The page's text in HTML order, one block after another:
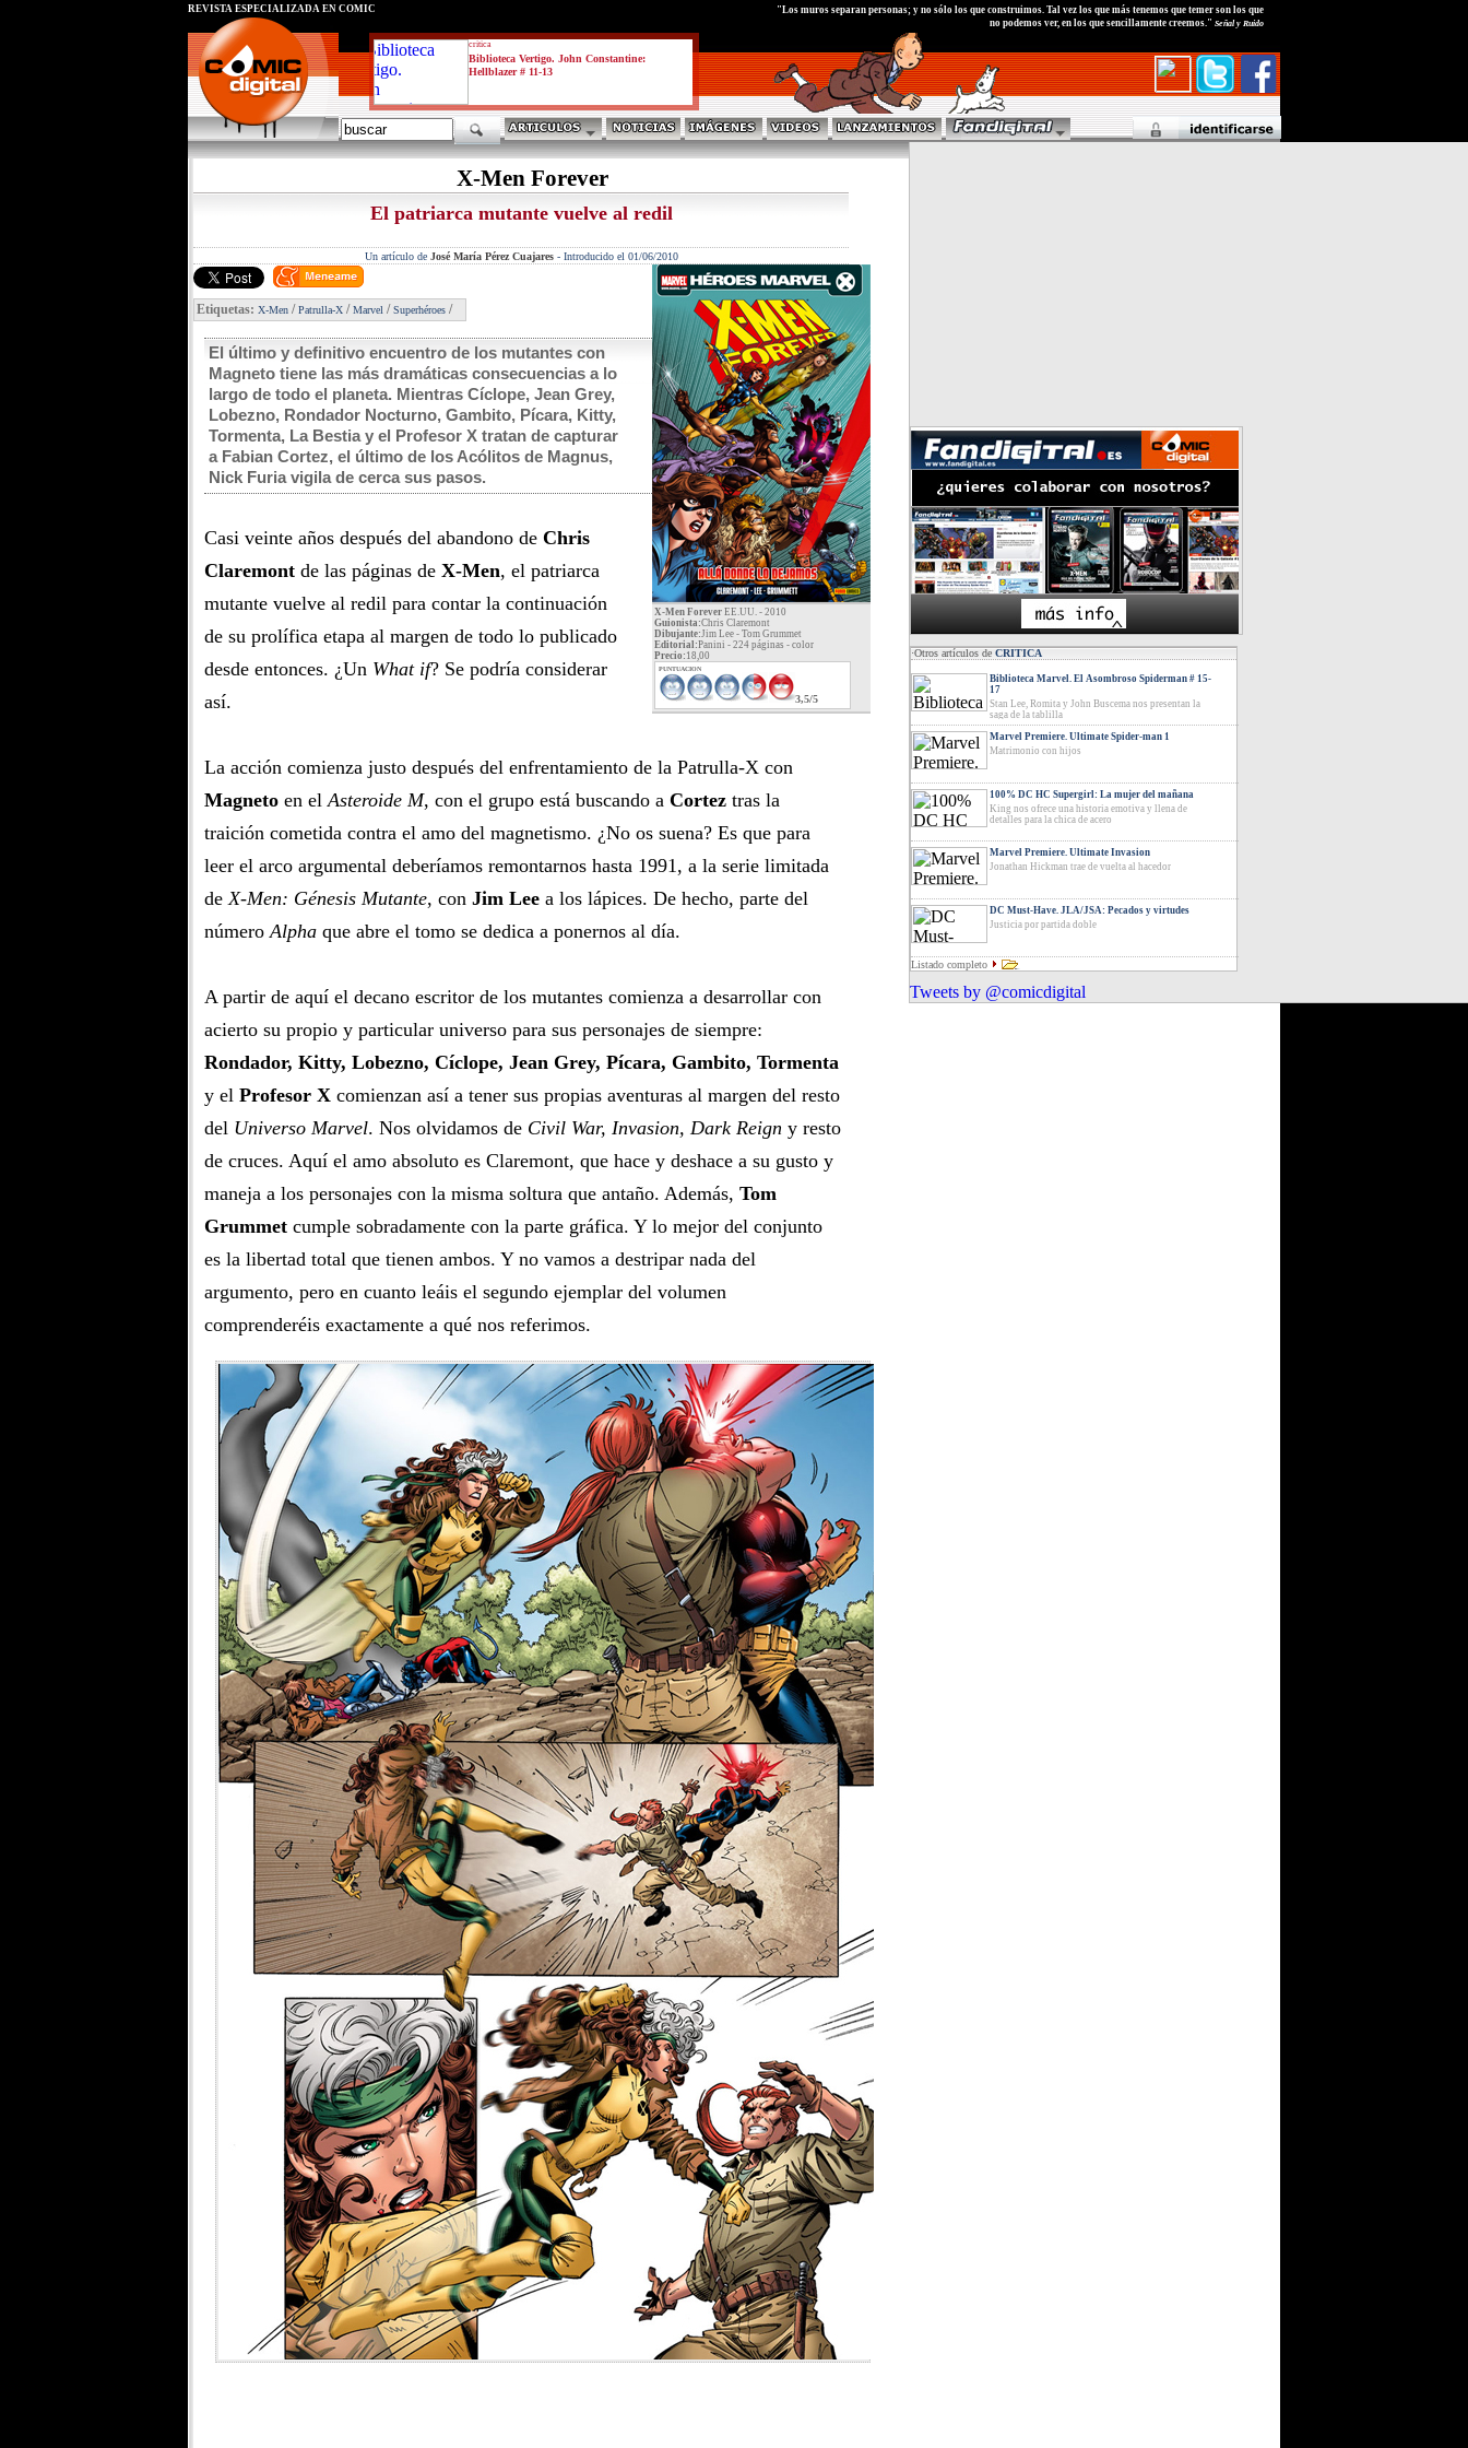
critica
Biblioteca Vertigo. John Constantine:
Hellblazer # 11-13
REVISTA ESPECIALIZADA EN CÓMIC
"Los muros separan personas; y no sólo los que construimos. Tal vez los que más tenemos que temer son los que
no podemos ver, en los que sencillamente creemos." Señal y Ruido
X-Men Forever
El patriarca mutante vuelve al redil
Un artículo de José María Pérez Cuajares- Introducido el 01/06/2010
X-Men Forever EE.UU. - 2010
Guionista:Chris Claremont
Dibujante:Jim Lee - Tom Grummet
Editorial:Panini - 224 páginas - color
Precio: 18,00
PUNTUACION
3,5/5
Etiquetas: X-Men /Patrulla-X /Marvel /Superhéroes /
El último y definitivo encuentro de los mutantes con
Magneto tiene las más dramáticas consecuencias a lo
largo de todo el planeta. Mientras Cíclope, Jean Grey,
Lobezno, Rondador Nocturno, Gambito, Pícara, Kitty,
Tormenta, La Bestia y el Profesor X tratan de capturar
a Fabian Cortez, el último de los Acólitos de Magnus,
Nick Furia vigila de cerca sus pasos.
Casi veinte años después del abandono de Chris
Claremont de las páginas de X-Men, el patriarca
mutante vuelve al redil para contar la continuación
de su prolífica etapa al margen de todo lo publicado
desde entonces. ¿Un What if? Se podría considerar
así.
La acción comienza justo después del enfrentamiento de la Patrulla-X con
Magneto en elAsteroide M, con el grupo está buscando a Cortez tras la
traición cometida contra el amo del magnetismo. ¿No os suena? Es que para
leer el arco argumental deberíamos remontarnos hasta 1991, a la serie limitada
deX-Men: Génesis Mutante, con Jim Lee a los lápices. De hecho, parte del
númeroAlpha que abre el tomo se dedica a ponernos al día.
A partir de aquí el decano escritor de los mutantes comienza a desarrollar con
acierto su propio y particular universo para sus personajes de siempre:
Rondador, Kitty, Lobezno, Cíclope, Jean Grey, Pícara, Gambito, Tormenta
y el Profesor X comienzan así a tener sus propias aventuras al margen del resto
del Universo Marvel. Nos olvidamos de Civil War, Invasion, Dark Reign y resto
de cruces. Aquí el amo absoluto es Claremont, que hace y deshace a su gusto y
maneja a los personajes con la misma soltura que antaño. Además, Tom
Grummet cumple sobradamente con la parte gráfica. Y lo mejor del conjunto
es la libertad total que tienen ambos. Y no vamos a destripar nada del
argumento, pero en cuanto leáis el segundo ejemplar del volumen
comprenderéis exactamente a qué nos referimos.
·Otros artículos deCRITICA
Biblioteca Marvel. El Asombroso Spiderman # 15-
17
Stan Lee, Romita y John Buscema nos presentan la
saga de la tablilla
Marvel Premiere. Ultimate Spider-man 1
Matrimonio con hijos
100% DC HC Supergirl: La mujer del mañana
King nos ofrece una historia emotiva y llena de
detalles para la chica de acero
Marvel Premiere. Ultimate Invasion
Jonathan Hickman trae de vuelta al hacedor
DC Must-Have. JLA/JSA: Pecados y virtudes
Justicia por partida doble
Listado completo
Tweets by @comicdigital